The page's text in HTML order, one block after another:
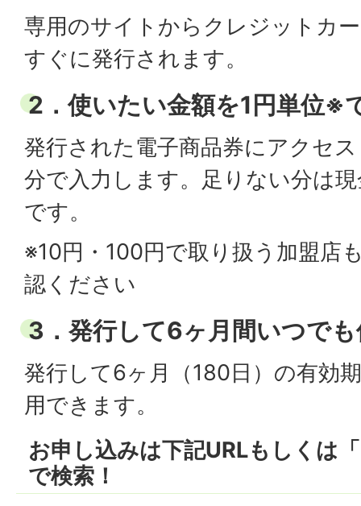
専用のサイトからクレジットカ
すぐに発行されます。
2．使いたい金額を1円単位※
発行された電子商品券にアクセ
分で入力します。足りない分は
です。
※10円・100円で取り扱う加盟店
認ください
3．発行して6ヶ月間いつで
発行して6ヶ月（180日）の有効
用できます。
お申し込みは下記URLもしくは
で検索！